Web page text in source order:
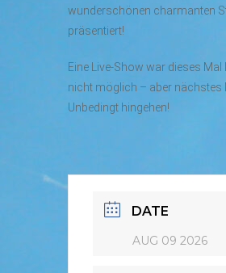
wunderschönen charmanten
präsentiert!
Eine Live-Show war dieses Mal
nicht möglich – aber nächstes
Unbedingt hingehen!
DATE
AUG 09 2026